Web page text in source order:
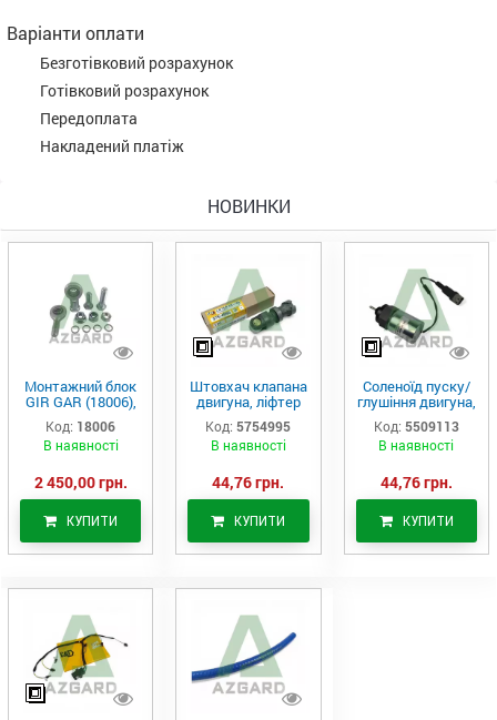
Варіанти оплати
Безготівковий розрахунок
Готівковий розрахунок
Передоплата
Накладений платіж
НОВИНКИ
Монтажний блок
GIR GAR (18006),
Аналог
Код: 18006
В наявності
2 450,00 грн.
КУПИТИ
Штовхач клапана
двигуна, ліфтер
(575-4995)
Код: 5754995
В наявності
44,76 грн.
КУПИТИ
Соленоїд пуску/
глушіння двигуна,
актуатор (550-
9113)
Код: 5509113
В наявності
44,76 грн.
КУПИТИ